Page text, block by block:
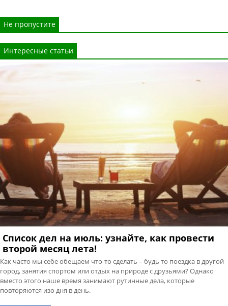
Не пропустите
Интересные статьи
Список дел на июль: узнайте, как провести
второй месяц лета!
Как часто мы себе обещаем что-то сделать – будь то поездка в другой
город, занятия спортом или отдых на природе с друзьями? Однако
вместо этого наше время занимают рутинные дела, которые
повторяются изо дня в день.